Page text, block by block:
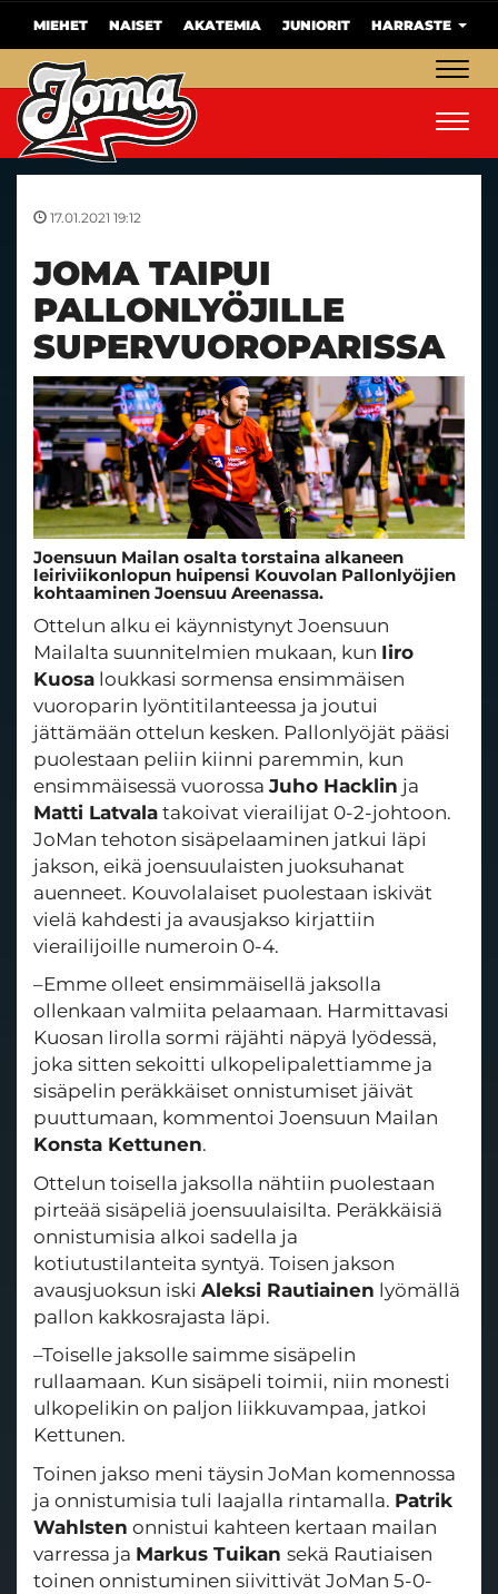
MIEHET NAISET AKATEMIA JUNIORIT HARRASTE
17.01.2021 19:12
JOMA TAIPUI
PALLONLYÖJILLE
SUPERVUOROPARISSA
Joensuun Mailan osalta torstaina alkaneen
leiriviikonlopun huipensi Kouvolan Pallonlyöjien
kohtaaminen Joensuu Areenassa.
Ottelun alku ei käynnistynyt Joensuun
Mailalta suunnitelmien mukaan, kun Iiro
Kuosa loukkasi sormensa ensimmäisen
vuoroparin lyöntitilanteessa ja joutui
jättämään ottelun kesken. Pallonlyöjät pääsi
puolestaan peliin kiinni paremmin, kun
ensimmäisessä vuorossa Juho Hacklin ja
Matti Latvala takoivat vierailijat 0-2-johtoon.
JoMan tehoton sisäpelaaminen jatkui läpi
jakson, eikä joensuulaisten juoksuhanat
auenneet. Kouvolalaiset puolestaan iskivät
vielä kahdesti ja avausjakso kirjattiin
vierailijoille numeroin 0-4.
–Emme olleet ensimmäisellä jaksolla
ollenkaan valmiita pelaamaan. Harmittavasi
Kuosan Iirolla sormi räjähti näpyä lyödessä,
joka sitten sekoitti ulkopelipalettiamme ja
sisäpelin peräkkäiset onnistumiset jäivät
puuttumaan, kommentoi Joensuun Mailan
Konsta Kettunen.
Ottelun toisella jaksolla nähtiin puolestaan
pirteää sisäpeliä joensuulaisilta. Peräkkäisiä
onnistumisia alkoi sadella ja
kotiutustilanteita syntyä. Toisen jakson
avausjuoksun iski Aleksi Rautiainen lyömällä
pallon kakkosrajasta läpi.
–Toiselle jaksolle saimme sisäpelin
rullaamaan. Kun sisäpeli toimii, niin monesti
ulkopelikin on paljon liikkuvampaa, jatkoi
Kettunen.
Toinen jakso meni täysin JoMan komennossa
ja onnistumisia tuli laajalla rintamalla. Patrik
Wahlsten onnistui kahteen kertaan mailan
varressa ja Markus Tuikan sekä Rautiaisen
toinen onnistuminen siivittivät JoMan 5-0-